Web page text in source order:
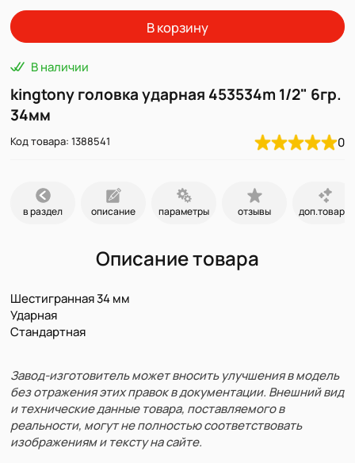
В корзину
В наличии
kingtony головка ударная 453534m 1/2" 6гр.
34мм
Код товара: 1388541 0
в раздел описание параметры отзывы доп.товары
Описание товара
Шестигранная 34 мм
Ударная
Стандартная
Завод-изготовитель может вносить улучшения в модель
без отражения этих правок в документации. Внешний вид
и технические данные товара, поставляемого в
реальности, могут не полностью соответствовать
изображениям и тексту на сайте.